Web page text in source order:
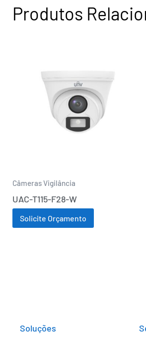
Produtos
Câmeras Vigilância
UAC-T115-F28-W
Solicite Orçamento
Soluções